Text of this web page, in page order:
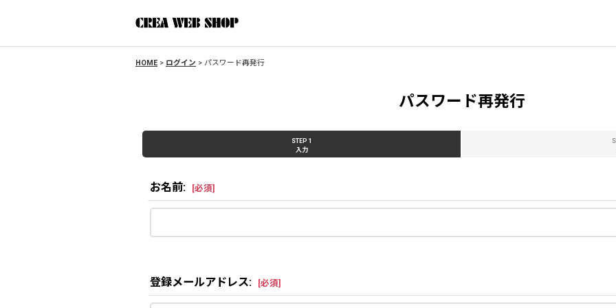
HOME > ログイン > パスワード再発行
パスワード再発行
STEP 1
入力
お名前: [必須]
登録メールアドレス: [必須]